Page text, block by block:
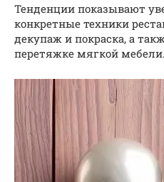
Тенденции показывают
конкретные техники
декупаж и покраска, а
перетяжке мягкой мебели.